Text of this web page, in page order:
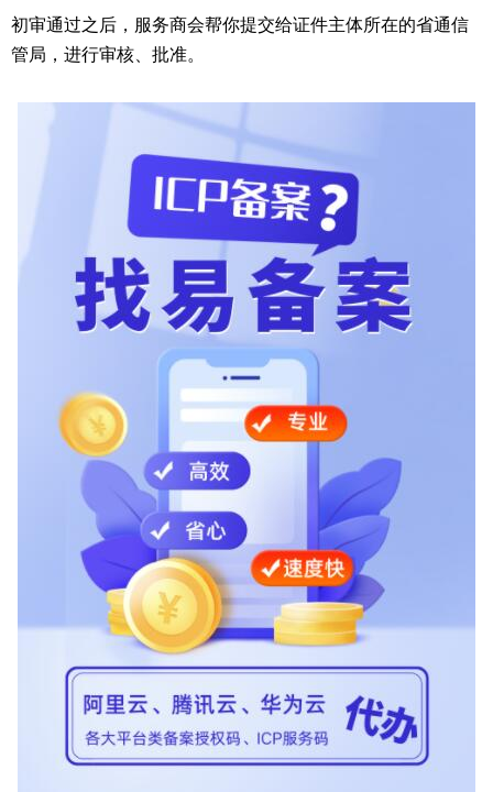
初审通过之后，服务商会帮你提交给证件主体所在的省通信
管局，进行审核、批准。